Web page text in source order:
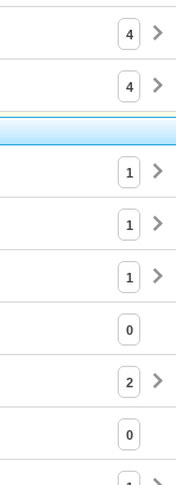
4
4
1
1
1
0
2
0